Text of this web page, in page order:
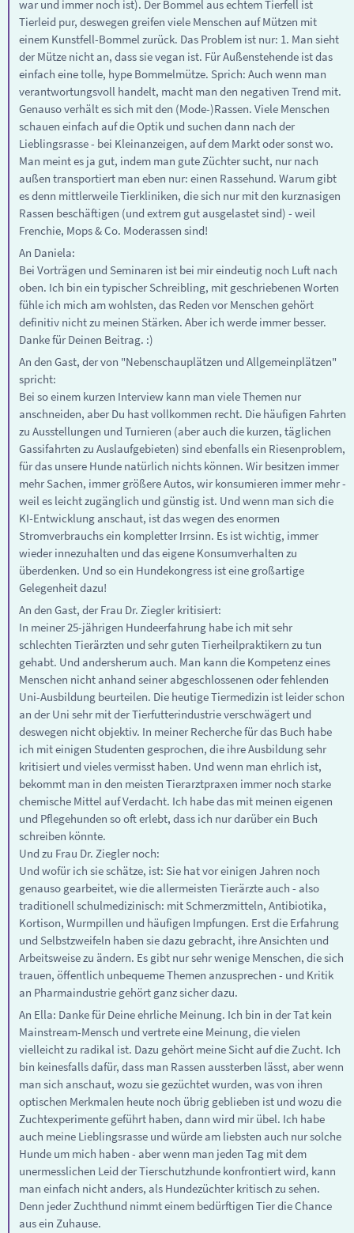
war und immer noch ist). Der Bommel aus echtem Tierfell ist
Tierleid pur, deswegen greifen viele Menschen auf Mützen mit
einem Kunstfell-Bommel zurück. Das Problem ist nur: 1. Man sieht
der Mütze nicht an, dass sie vegan ist. Für Außenstehende ist das
einfach eine tolle, hype Bommelmütze. Sprich: Auch wenn man
verantwortungsvoll handelt, macht man den negativen Trend mit.
Genauso verhält es sich mit den (Mode-)Rassen. Viele Menschen
schauen einfach auf die Optik und suchen dann nach der
Lieblingsrasse - bei Kleinanzeigen, auf dem Markt oder sonst wo.
Man meint es ja gut, indem man gute Züchter sucht, nur nach
außen transportiert man eben nur: einen Rassehund. Warum gibt
es denn mittlerweile Tierkliniken, die sich nur mit den kurznasigen
Rassen beschäftigen (und extrem gut ausgelastet sind) - weil
Frenchie, Mops & Co. Moderassen sind!
An Daniela:
Bei Vorträgen und Seminaren ist bei mir eindeutig noch Luft nach
oben. Ich bin ein typischer Schreibling, mit geschriebenen Worten
fühle ich mich am wohlsten, das Reden vor Menschen gehört
definitiv nicht zu meinen Stärken. Aber ich werde immer besser.
Danke für Deinen Beitrag. :)
An den Gast, der von "Nebenschauplätzen und Allgemeinplätzen"
spricht:
Bei so einem kurzen Interview kann man viele Themen nur
anschneiden, aber Du hast vollkommen recht. Die häufigen Fahrten
zu Ausstellungen und Turnieren (aber auch die kurzen, täglichen
Gassifahrten zu Auslaufgebieten) sind ebenfalls ein Riesenproblem,
für das unsere Hunde natürlich nichts können. Wir besitzen immer
mehr Sachen, immer größere Autos, wir konsumieren immer mehr -
weil es leicht zugänglich und günstig ist. Und wenn man sich die
KI-Entwicklung anschaut, ist das wegen des enormen
Stromverbrauchs ein kompletter Irrsinn. Es ist wichtig, immer
wieder innezuhalten und das eigene Konsumverhalten zu
überdenken. Und so ein Hundekongress ist eine großartige
Gelegenheit dazu!
An den Gast, der Frau Dr. Ziegler kritisiert:
In meiner 25-jährigen Hundeerfahrung habe ich mit sehr
schlechten Tierärzten und sehr guten Tierheilpraktikern zu tun
gehabt. Und andersherum auch. Man kann die Kompetenz eines
Menschen nicht anhand seiner abgeschlossenen oder fehlenden
Uni-Ausbildung beurteilen. Die heutige Tiermedizin ist leider schon
an der Uni sehr mit der Tierfutterindustrie verschwägert und
deswegen nicht objektiv. In meiner Recherche für das Buch habe
ich mit einigen Studenten gesprochen, die ihre Ausbildung sehr
kritisiert und vieles vermisst haben. Und wenn man ehrlich ist,
bekommt man in den meisten Tierarztpraxen immer noch starke
chemische Mittel auf Verdacht. Ich habe das mit meinen eigenen
und Pflegehunden so oft erlebt, dass ich nur darüber ein Buch
schreiben könnte.
Und zu Frau Dr. Ziegler noch:
Und wofür ich sie schätze, ist: Sie hat vor einigen Jahren noch
genauso gearbeitet, wie die allermeisten Tierärzte auch - also
traditionell schulmedizinisch: mit Schmerzmitteln, Antibiotika,
Kortison, Wurmpillen und häufigen Impfungen. Erst die Erfahrung
und Selbstzweifeln haben sie dazu gebracht, ihre Ansichten und
Arbeitsweise zu ändern. Es gibt nur sehr wenige Menschen, die sich
trauen, öffentlich unbequeme Themen anzusprechen - und Kritik
an Pharmaindustrie gehört ganz sicher dazu.
An Ella: Danke für Deine ehrliche Meinung. Ich bin in der Tat kein
Mainstream-Mensch und vertrete eine Meinung, die vielen
vielleicht zu radikal ist. Dazu gehört meine Sicht auf die Zucht. Ich
bin keinesfalls dafür, dass man Rassen aussterben lässt, aber wenn
man sich anschaut, wozu sie gezüchtet wurden, was von ihren
optischen Merkmalen heute noch übrig geblieben ist und wozu die
Zuchtexperimente geführt haben, dann wird mir übel. Ich habe
auch meine Lieblingsrasse und würde am liebsten auch nur solche
Hunde um mich haben - aber wenn man jeden Tag mit dem
unermesslichen Leid der Tierschutzhunde konfrontiert wird, kann
man einfach nicht anders, als Hundezüchter kritisch zu sehen.
Denn jeder Zuchthund nimmt einem bedürftigen Tier die Chance
aus ein Zuhause.